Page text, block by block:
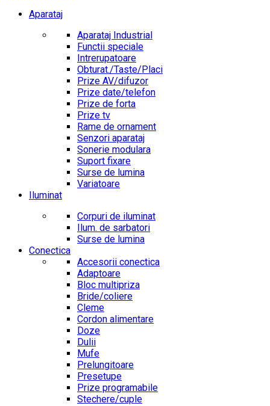
Aparataj
Aparataj Industrial
Functii speciale
Intrerupatoare
Obturat./Taste/Placi
Prize AV/difuzor
Prize date/telefon
Prize de forta
Prize tv
Rame de ornament
Senzori aparataj
Sonerie modulara
Suport fixare
Surse de lumina
Variatoare
Iluminat
Corpuri de iluminat
Ilum. de sarbatori
Surse de lumina
Conectica
Accesorii conectica
Adaptoare
Bloc multipriza
Bride/coliere
Cleme
Cordon alimentare
Doze
Dulii
Mufe
Prelungitoare
Presetupe
Prize programabile
Stechere/cuple